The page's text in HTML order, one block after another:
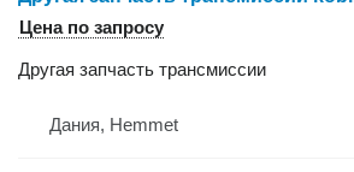
Цена по запросу
Другая запчасть трансмиссии
Дания, Hemmet